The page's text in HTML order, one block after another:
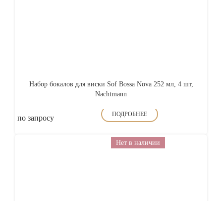
Набор бокалов для виски Sof Bossa Nova 252 мл, 4 шт,
Nachtmann
по запросу ПОДРОБНЕЕ
Нет в наличии